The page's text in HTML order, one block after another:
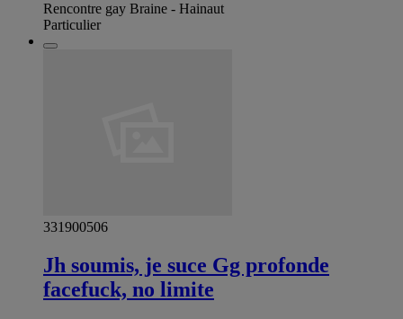
Rencontre gay Braine - Hainaut
Particulier
331900506
Jh soumis, je suce Gg profonde
facefuck, no limite